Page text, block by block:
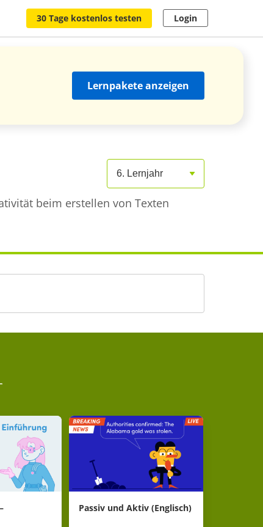
30 Tage kostenlos testen Login
Lernpakete anzeigen
beim erstellen von Texten
6. Lernjahr
Passiv und Aktiv (Englisch)